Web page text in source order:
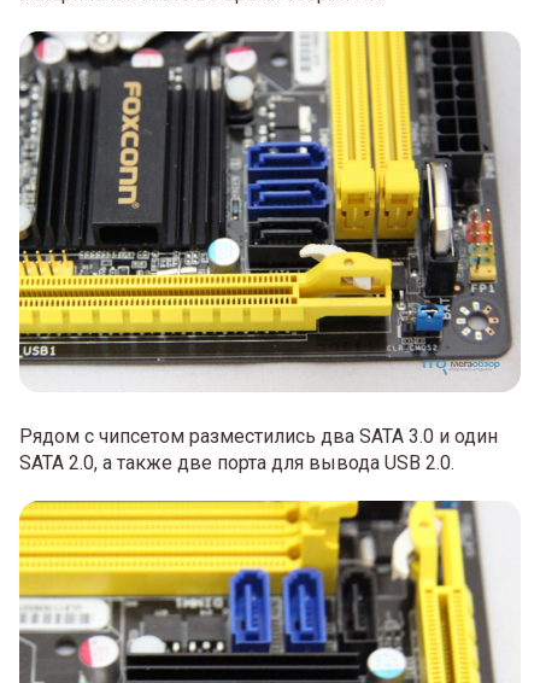
Рядом с чипсетом разместились два SATA 3.0 и один
SATA 2.0, а также две порта для вывода USB 2.0.